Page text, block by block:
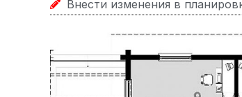
Внести изменения в